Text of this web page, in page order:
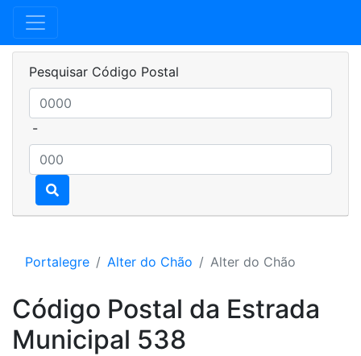
Pesquisar Código Postal
-
Portalegre Alter do Chão Alter do Chão
Código Postal da Estrada
Municipal 538